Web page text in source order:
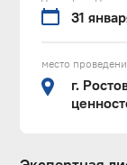
31
место
г.